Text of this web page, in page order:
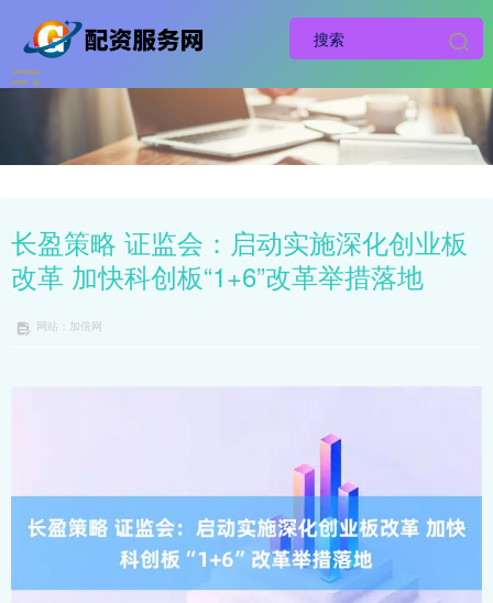
长盈策略 证监会：启动实施深化创业板
改革 加快科创板“1+6”改革举措落地
网站：加倍网